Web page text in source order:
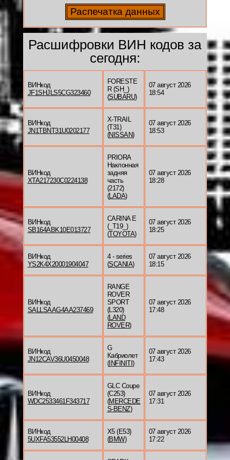
Расшифровки ВИН кодов за
сегодня:
ВИНкод
JF1SHJLS5CG323460
FORESTE
R (SH_)
(SUBARU)
07 август 2026
18:54
ВИНкод
JN1TBNT31U0202177
X-TRAIL
(T31)
(NISSAN)
07 август 2026
18:53
ВИНкод
XTA217230C0224138
PRIORA
Наклонная
задняя
часть
(2172)
(LADA)
07 август 2026
18:28
ВИНкод
SB164ABK10E013727
CARINA E
(_T19_)
(TOYOTA)
07 август 2026
18:25
ВИНкод
YS2K4X20001904047
4 - series
(SCANIA)
07 август 2026
18:15
ВИНкод
SALLSAAG4AA237469
RANGE
ROVER
SPORT
(L320)
(LAND
ROVER)
07 август 2026
17:48
ВИНкод
JN12CAV36U0450048
G
Кабриолет
(INFINITI )
07 август 2026
17:43
ВИНкод
WDC2533461F343717
GLC Coupe
(C253)
(MERCEDE
S-BENZ)
07 август 2026
17:31
ВИНкод
5UXFA53552LH00408
X5 (E53)
(BMW)
07 август 2026
17:22